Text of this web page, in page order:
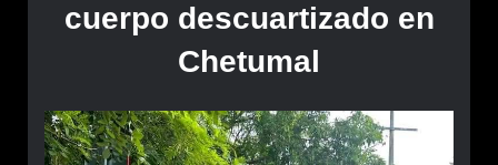
cuerpo descuartizado en
Chetumal